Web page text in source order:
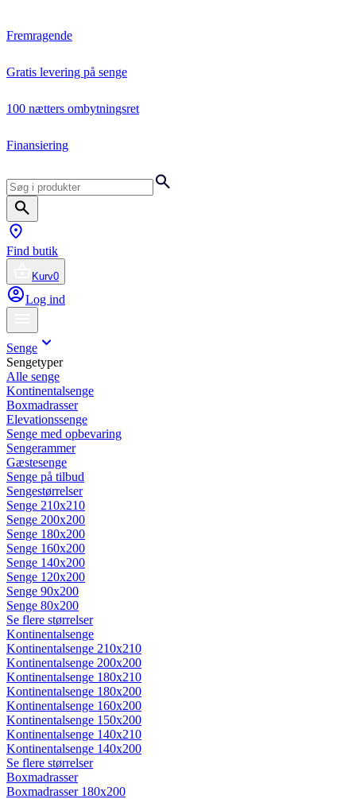
Fremragende
Gratis levering på senge
100 nætters ombytningsret
Finansiering
Find butik
Kurv0
Log ind
Senge
Sengetyper
Alle senge
Kontinentalsenge
Boxmadrasser
Elevationssenge
Senge med opbevaring
Sengerammer
Gæstesenge
Senge på tilbud
Sengestørrelser
Senge 210x210
Senge 200x200
Senge 180x200
Senge 160x200
Senge 140x200
Senge 120x200
Senge 90x200
Senge 80x200
Se flere størrelser
Kontinentalsenge
Kontinentalsenge 210x210
Kontinentalsenge 200x200
Kontinentalsenge 180x210
Kontinentalsenge 180x200
Kontinentalsenge 160x200
Kontinentalsenge 150x200
Kontinentalsenge 140x210
Kontinentalsenge 140x200
Se flere størrelser
Boxmadrasser
Boxmadrasser 180x200